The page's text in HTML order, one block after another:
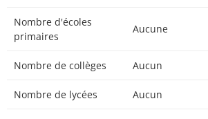
Nombre d'écoles
primaires
Aucune
Nombre de collèges Aucun
Nombre de lycées Aucun